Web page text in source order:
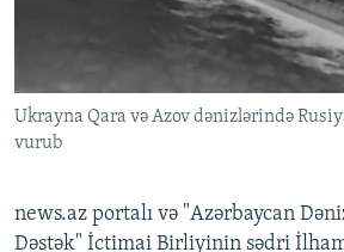
Ukrayna Qara və Azov dənizlərində
vurub
news.az portalı və "Azərbaycan
Dəstək" İctimai Birliyinin sədri